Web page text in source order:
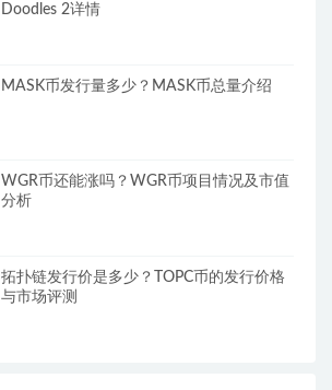
Doodles 2详情
MASK币发行量多少？MASK币总量介绍
WGR币还能涨吗？WGR币项目情况及市值
分析
拓扑链发行价是多少？TOPC币的发行价格
与市场评测